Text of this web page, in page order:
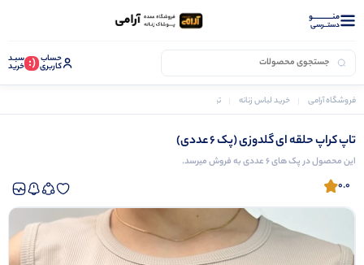
منــــــــــــو
دستــرسی
حساب
کاربری (: سبـد
خرید
فروشگاه آرامی خرید لباس زنانه تیشرت زنانه
تاپ کراپ حلقه ای گلدوزی (پک 6 عددی)
این محصول در پک های 6 عددی به فروش میرسد.
0.0